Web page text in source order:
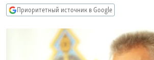
главной
навигации
Вернутся
IDEL.РЕАЛИИ
КАВКАЗ.РЕАЛИИ
СЕВЕР.РЕАЛИИ
Приоритетный источник в Google